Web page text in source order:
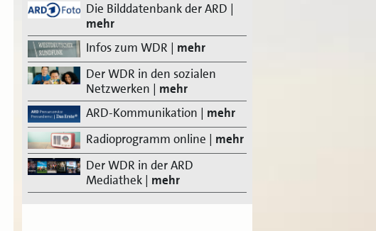
Die Bilddatenbank der ARD |
mehr
Infos zum WDR | mehr
Der WDR in den sozialen
Netzwerken | mehr
ARD-Kommunikation | mehr
Radioprogramm online | mehr
Der WDR in der ARD
Mediathek | mehr